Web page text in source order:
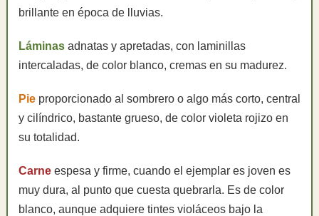
brillante en época de lluvias.
Láminas adnatas y apretadas, con laminillas
intercaladas, de color blanco, cremas en su madurez.
Pie proporcionado al sombrero o algo más corto, central
y cilíndrico, bastante grueso, de color violeta rojizo en
su totalidad.
Carne espesa y firme, cuando el ejemplar es joven es
muy dura, al punto que cuesta quebrarla. Es de color
blanco, aunque adquiere tintes violáceos bajo la